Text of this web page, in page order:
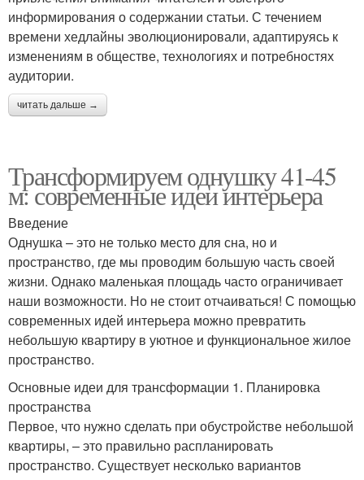
информирования о содержании статьи. С течением
времени хедлайны эволюционировали, адаптируясь к
изменениям в обществе, технологиях и потребностях
аудитории.
читать дальше →
Трансформируем однушку 41-45
м: современные идеи интерьера
Введение
Однушка – это не только место для сна, но и
пространство, где мы проводим большую часть своей
жизни. Однако маленькая площадь часто ограничивает
наши возможности. Но не стоит отчаиваться! С помощью
современных идей интерьера можно превратить
небольшую квартиру в уютное и функциональное жилое
пространство.
Основные идеи для трансформации 1. Планировка
пространства
Первое, что нужно сделать при обустройстве небольшой
квартиры, – это правильно распланировать
пространство. Существует несколько вариантов